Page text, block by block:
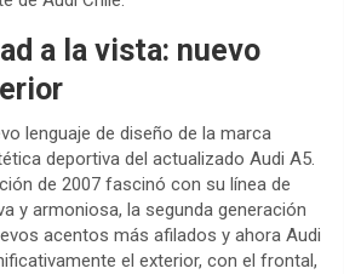
a la vista: nuevo
lenguaje de diseño de la marca
deportiva del actualizado Audi A5.
de 2007 fascinó con su línea de
y armoniosa, la segunda generación
acentos más afilados y ahora Audi
el exterior, con el frontal,